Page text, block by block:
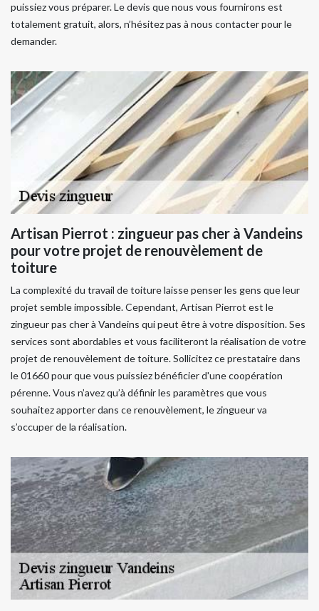
puissiez vous préparer. Le devis que nous vous fournirons est
totalement gratuit, alors, n’hésitez pas à nous contacter pour le
demander.
Artisan Pierrot : zingueur pas cher à Vandeins
pour votre projet de renouvèlement de
toiture
La complexité du travail de toiture laisse penser les gens que leur
projet semble impossible. Cependant, Artisan Pierrot est le
zingueur pas cher à Vandeins qui peut être à votre disposition. Ses
services sont abordables et vous faciliteront la réalisation de votre
projet de renouvèlement de toiture. Sollicitez ce prestataire dans
le 01660 pour que vous puissiez bénéficier d'une coopération
pérenne. Vous n’avez qu’à définir les paramètres que vous
souhaitez apporter dans ce renouvèlement, le zingueur va
s’occuper de la réalisation.